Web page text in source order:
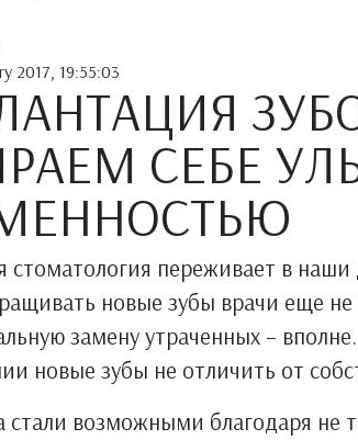
2017, 19:55:03
СЕБЕ
стоматология переживает в
новые зубы врачи еще не
замену утраченных –
новые зубы не отличить от
стали возможными благодаря не